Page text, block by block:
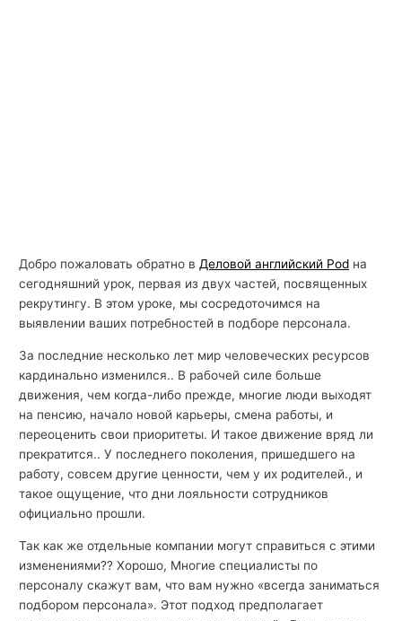
Добро пожаловать обратно вДеловой английский Pod на
сегодняшний урок, первая из двух частей, посвященных
рекрутингу. В этом уроке, мы сосредоточимся на
выявлении ваших потребностей в подборе персонала.
За последние несколько лет мир человеческих ресурсов
кардинально изменился.. В рабочей силе больше
движения, чем когда-либо прежде, многие люди выходят
на пенсию, начало новой карьеры, смена работы, и
переоценить свои приоритеты. И такое движение вряд ли
прекратится.. У последнего поколения, пришедшего на
работу, совсем другие ценности, чем у их родителей., и
такое ощущение, что дни лояльности сотрудников
официально прошли.
Так как же отдельные компании могут справиться с этими
изменениями?? Хорошо, Многие специалисты по
персоналу скажут вам, что вам нужно «всегда заниматься
подбором персонала». Этот подход предполагает